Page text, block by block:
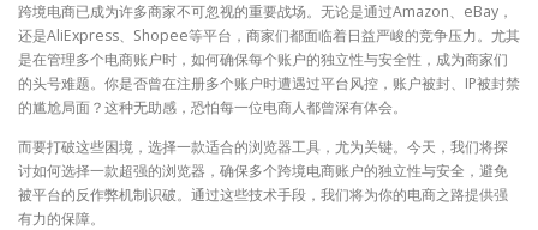
跨境电商已成为许多商家不可忽视的重要战场。无论是通过Amazon、eBay，
还是AliExpress、Shopee等平台，商家们都面临着日益严峻的竞争压力。尤其
是在管理多个电商账户时，如何确保每个账户的独立性与安全性，成为商家们
的头号难题。你是否曾在注册多个账户时遭遇过平台风控，账户被封、IP被封禁
的尴尬局面？这种无助感，恐怕每一位电商人都曾深有体会。
而要打破这些困境，选择一款适合的浏览器工具，尤为关键。今天，我们将探
讨如何选择一款超强的浏览器，确保多个跨境电商账户的独立性与安全，避免
被平台的反作弊机制识破。通过这些技术手段，我们将为你的电商之路提供强
有力的保障。